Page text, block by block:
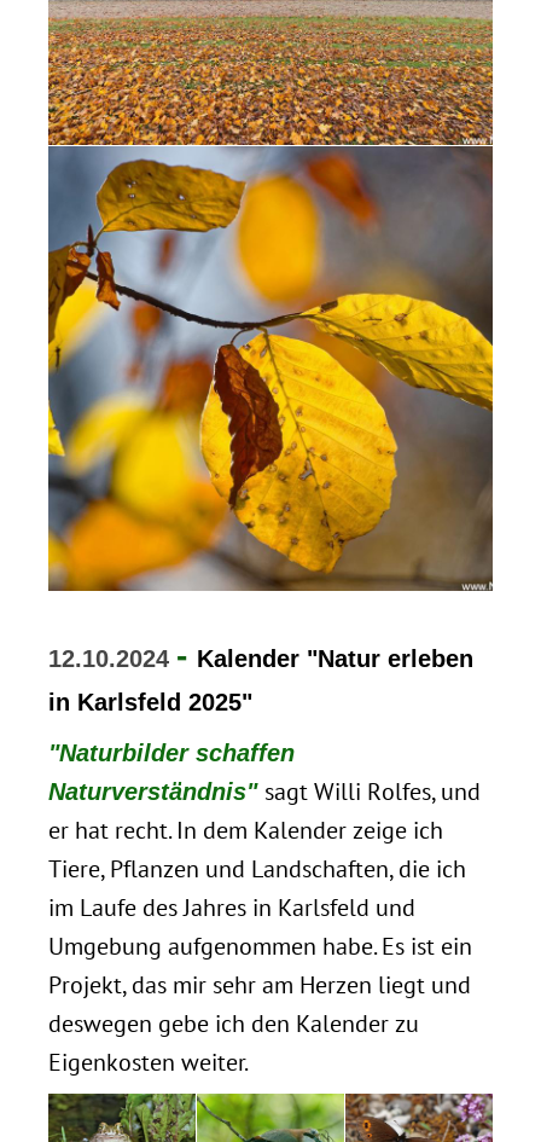
12.10.2024 - Kalender "Natur erleben
in Karlsfeld 2025"
"Naturbilder schaffen
Naturverständnis" sagt Willi Rolfes, und
er hat recht. In dem Kalender zeige ich
Tiere, Pflanzen und Landschaften, die ich
im Laufe des Jahres in Karlsfeld und
Umgebung aufgenommen habe. Es ist ein
Projekt, das mir sehr am Herzen liegt und
deswegen gebe ich den Kalender zu
Eigenkosten weiter.